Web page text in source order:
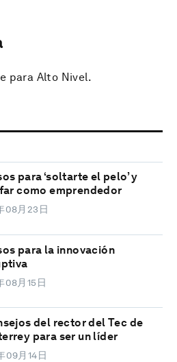
para Alto Nivel.
para ‘soltarte el pelo’ y
como emprendedor
08月23日
para la innovación
08月15日
del rector del Tec de
para ser un líder
09月14日